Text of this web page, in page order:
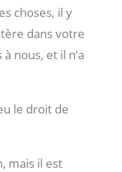
choses, il y
dans votre
nous, et il n’a
le droit de
mais il est